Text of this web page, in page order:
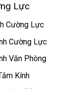
Lực
Cường Lực
Cường Lực
Văn Phòng
Kính